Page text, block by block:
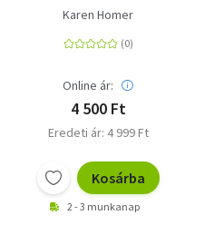
Karen Homer
Online ár:
4 500 Ft
Eredeti ár: 4 999 Ft
Kosárba
2 - 3 munkanap